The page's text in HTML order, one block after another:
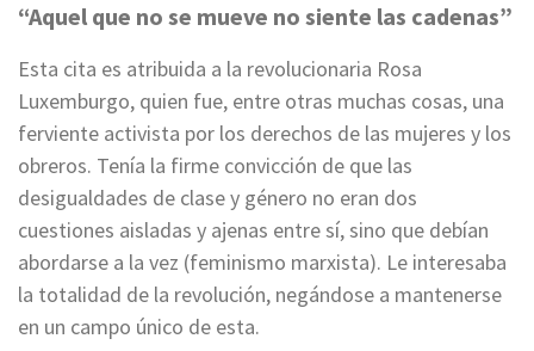
“Aquel que no se mueve no siente las cadenas”
Esta cita es atribuida a la revolucionaria Rosa
Luxemburgo, quien fue, entre otras muchas cosas, una
ferviente activista por los derechos de las mujeres y los
obreros. Tenía la firme convicción de que las
desigualdades de clase y género no eran dos
cuestiones aisladas y ajenas entre sí, sino que debían
abordarse a la vez (feminismo marxista). Le interesaba
la totalidad de la revolución, negándose a mantenerse
en un campo único de esta.